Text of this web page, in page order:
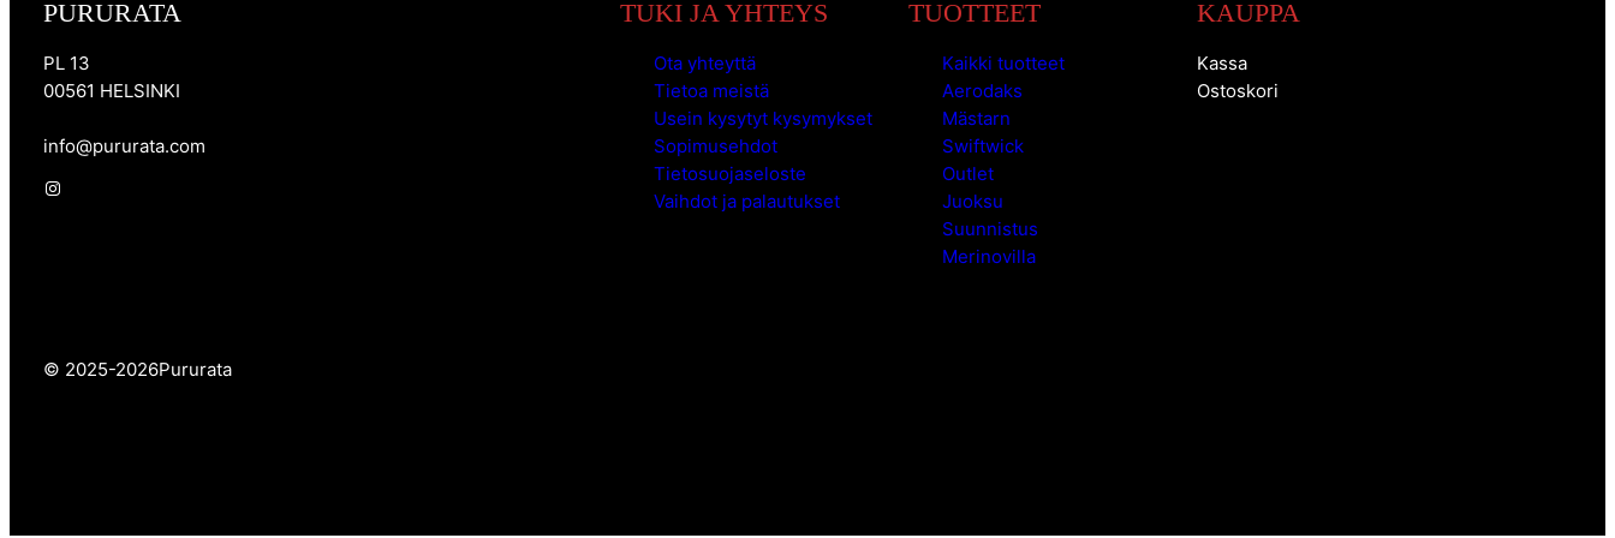
PURURATA
PL 13
00561 HELSINKI
info@pururata.com
Instagram
TUKI JA YHTEYS
Ota yhteyttä
Tietoa meistä
Usein kysytyt kysymykset
Sopimusehdot
Tietosuojaseloste
Vaihdot ja palautukset
TUOTTEET
Kaikki tuotteet
Aerodaks
Mästarn
Swiftwick
Outlet
Juoksu
Suunnistus
Merinovilla
KAUPPA
Kassa
Ostoskori
© 2025-2026Pururata